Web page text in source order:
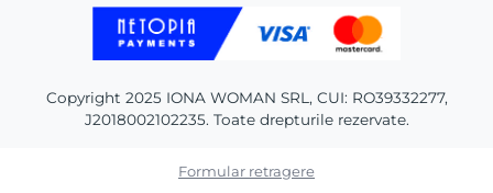
Copyright 2025 IONA WOMAN SRL, CUI: RO39332277,
J2018002102235. Toate drepturile rezervate.
Formular retragere